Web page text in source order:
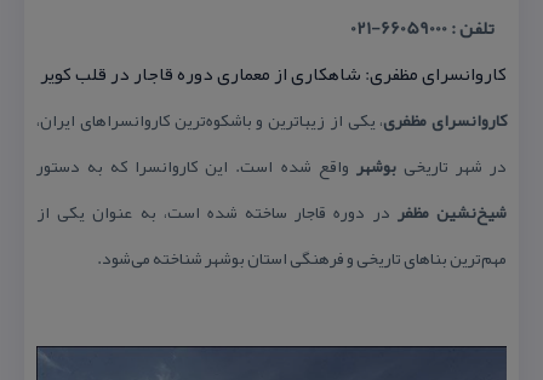
تلفن : 66059000-021
كاروانسرای مظفری: شاهكاری از معماری دوره قاجار در قلب كویر
كاروانسرای مظفری، یكی از زیباترین و باشكوه‌ترین كاروانسراهای ایران،
در شهر تاریخیبوشهر واقع شده است. این كاروانسرا كه به دستور
شیخ‌نشین مظفر در دوره قاجار ساخته شده است، به عنوان یكی از
مهم‌ترین بناهای تاریخی و فرهنگی استان بوشهر شناخته می‌شود.